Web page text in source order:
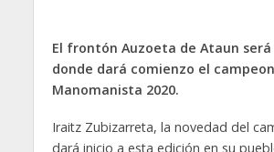
El frontón Auzoeta de Ataun
donde dará comienzo el
Manomanista 2020.
Iraitz Zubizarreta, la novedad del
dará inicio a esta edición en su